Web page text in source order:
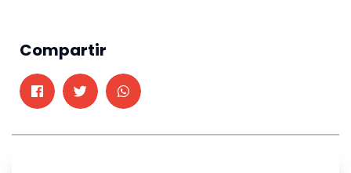
Compartir